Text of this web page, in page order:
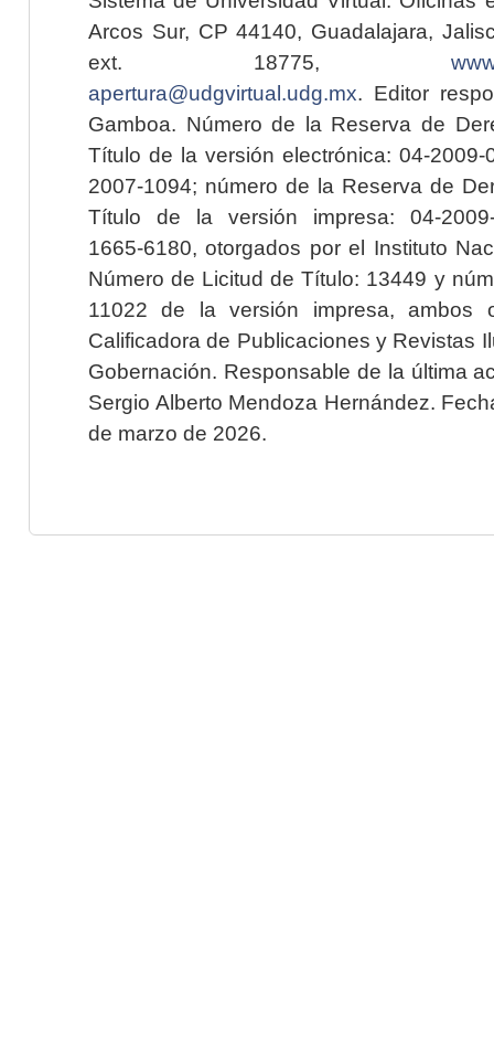
Arcos Sur, CP 44140, Guadalajara,
ext. 18775,
apertura@udgvirtual.udg.mx. Editor
Gamboa. Número de la Reserva de
Título de la versión electrónica: 04-2009-
2007-1094; número de la Reserva de
Título de la versión impresa: 04-2009-
1665-6180, otorgados por el Instituto
Número de Licitud de Título: 13449 y
11022 de la versión impresa, ambos
Calificadora de Publicaciones y Revistas
Gobernación. Responsable de la última
Sergio Alberto Mendoza Hernández.
de marzo de 2026.